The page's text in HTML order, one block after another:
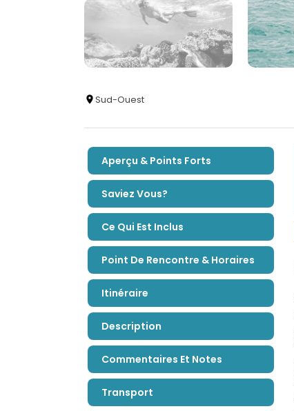
Sud-Ouest
Aperçu & Points Forts
Saviez Vous?
Ce Qui Est Inclus
Point De Rencontre & Horaires
Itinéraire
Description
Commentaires Et Notes
Transport